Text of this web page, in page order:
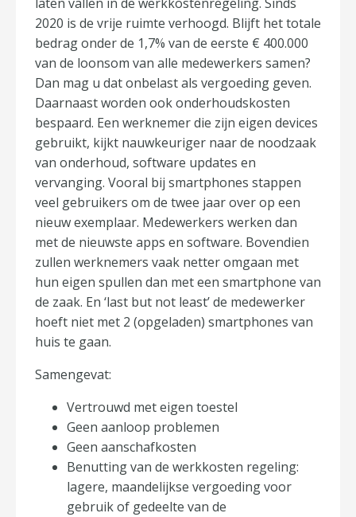
laten vallen in de werkkostenregeling. Sinds
2020 is de vrije ruimte verhoogd. Blijft het totale
bedrag onder de 1,7% van de eerste € 400.000
van de loonsom van alle medewerkers samen?
Dan mag u dat onbelast als vergoeding geven.
Daarnaast worden ook onderhoudskosten
bespaard. Een werknemer die zijn eigen devices
gebruikt, kijkt nauwkeuriger naar de noodzaak
van onderhoud, software updates en
vervanging. Vooral bij smartphones stappen
veel gebruikers om de twee jaar over op een
nieuw exemplaar. Medewerkers werken dan
met de nieuwste apps en software. Bovendien
zullen werknemers vaak netter omgaan met
hun eigen spullen dan met een smartphone van
de zaak. En ‘last but not least’ de medewerker
hoeft niet met 2 (opgeladen) smartphones van
huis te gaan.
Samengevat:
Vertrouwd met eigen toestel
Geen aanloop problemen
Geen aanschafkosten
Benutting van de werkkosten regeling:
lagere, maandelijkse vergoeding voor
gebruik of gedeelte van de